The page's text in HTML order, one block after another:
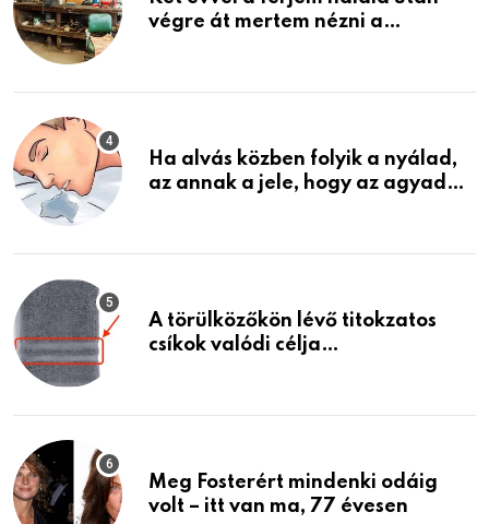
végre át mertem nézni a
életemet
Ha alvás közben folyik a nyálad,
az annak a jele, hogy az agyad…
A törülközőkön lévő titokzatos
csíkok valódi célja…
Meg Fosterért mindenki odáig
volt – itt van ma, 77 évesen